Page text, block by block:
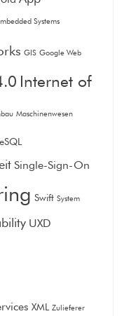
Systems
GIS Google Web
Internet of
Maschinenwesen
Single-Sign-On
Swift System
UXD
XML Zulieferer